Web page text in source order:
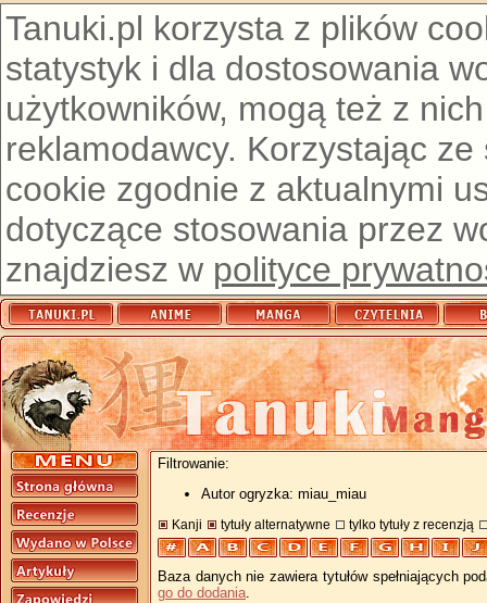
Tanuki.pl korzysta z plików
statystyk i dla dostosowania
użytkowników, mogą też z
reklamodawcy. Korzystając
cookie zgodnie z aktualnymi
dotyczące stosowania przez
znajdziesz w polityce
Filtrowanie:
Autor ogryzka: miau_miau
Kanji tytuły alternatywne tylko tytuły z recenzją
Baza danych nie zawiera tytułów spełniających
go do dodania.